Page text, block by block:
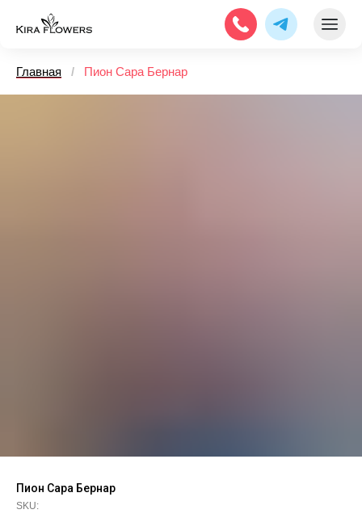
Главная / Пион Сара Бернар
Пион Сара Бернар
SKU: